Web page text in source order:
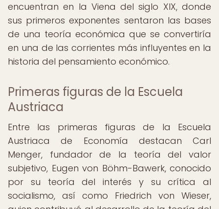
encuentran en la Viena del siglo XIX, donde
sus primeros exponentes sentaron las bases
de una teoría económica que se convertiría
en una de las corrientes más influyentes en la
historia del pensamiento económico.
Primeras figuras de la Escuela
Austriaca
Entre las primeras figuras de la Escuela
Austriaca de Economía destacan Carl
Menger, fundador de la teoría del valor
subjetivo, Eugen von Böhm-Bawerk, conocido
por su teoría del interés y su crítica al
socialismo, así como Friedrich von Wieser,